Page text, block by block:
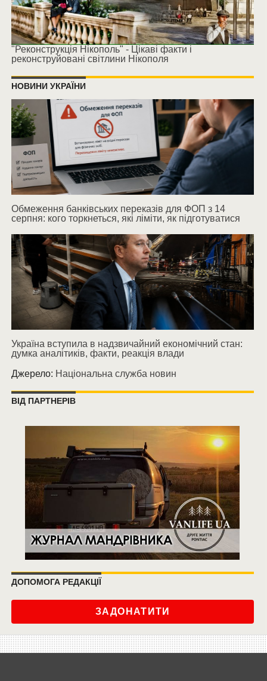
"Реконструкція Нікополь" - Цікаві факти і
реконструйовані світлини Нікополя
НОВИНИ УКРАЇНИ
Обмеження банківських переказів для ФОП з 14
серпня: кого торкнеться, які ліміти, як підготуватися
Україна вступила в надзвичайний економічний стан:
думка аналітиків, факти, реакція влади
Джерело: Національна служба новин
ВІД ПАРТНЕРІВ
ДОПОМОГА РЕДАКЦІЇ
ЗАДОНАТИТИ